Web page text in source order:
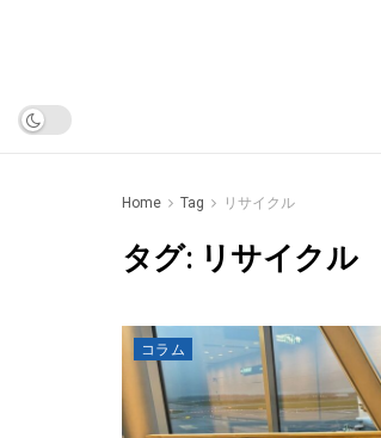
Home Tag リサイクル
タグ: リサイクル
コラム